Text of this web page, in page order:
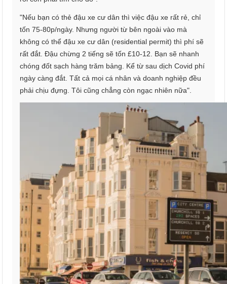
"Nếu bạn có thẻ đậu xe cư dân thì việc đậu xe rất rẻ, chỉ
tốn 75-80p/ngày. Nhưng người từ bên ngoài vào mà
không có thể đậu xe cư dân (residential permit) thì phí sẽ
rất đắt. Đậu chừng 2 tiếng sẽ tốn £10-12. Bạn sẽ nhanh
chóng đốt sạch hàng trăm bảng. Kể từ sau dịch Covid phí
ngày càng đắt. Tất cả mọi cá nhân và doanh nghiệp đều
phải chịu đựng. Tôi cũng chẳng còn ngạc nhiên nữa".